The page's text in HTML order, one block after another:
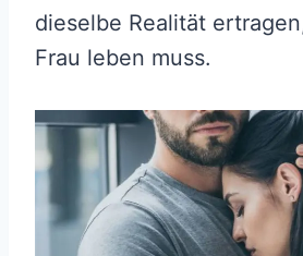
dieselbe Realität
Frau leben muss.